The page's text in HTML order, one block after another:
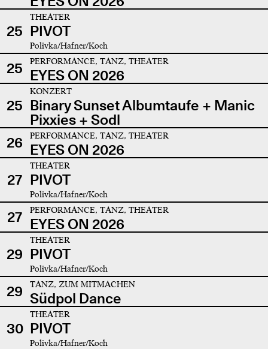
25
THEATER
PIVOT
Polivka/Hafner/Koch
25 PERFORMANCE, TANZ, THEATER
EYES ON 2026
25
KONZERT
Binary Sunset Albumtaufe + Manic
Pixxies + Sodl
26
PERFORMANCE, TANZ, THEATER
EYES ON 2026
27
THEATER
PIVOT
Polivka/Hafner/Koch
27 PERFORMANCE, TANZ, THEATER
EYES ON 2026
29
THEATER
PIVOT
Polivka/Hafner/Koch
29 TANZ, ZUM MITMACHEN
Südpol Dance
30
THEATER
PIVOT
Polivka/Hafner/Koch